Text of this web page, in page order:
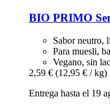
BIO PRIMO
Sabor neutro,
Para muesli,
Vegano, sin
2,59 € (12,95 € / kg)
Entrega hasta el 19